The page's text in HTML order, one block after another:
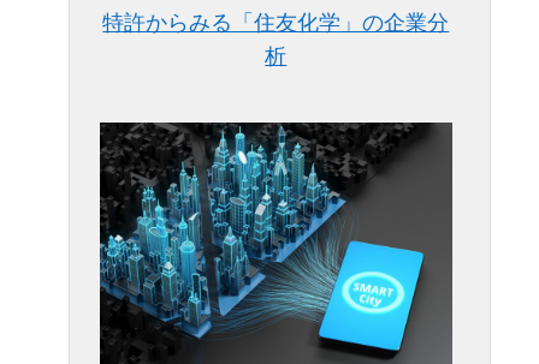
特許からみる「住友化学」の企業分
析